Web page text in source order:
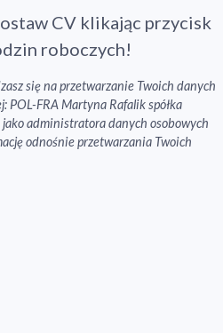
CV klikając przycisk
roboczych!
się na przetwarzanie Twoich danych
POL-FRA Martyna Rafalik spółka
administratora danych osobowych
odnośnie przetwarzania Twoich